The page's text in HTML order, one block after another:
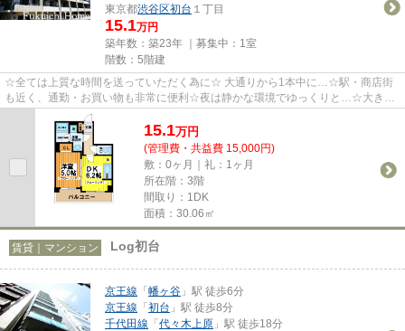
東京都渋谷区初台 １丁目
15.1万円
築年数：築23年 ｜募集中： 1室
階数：5階建
☆全ては上質な時間を送っていただく為に☆ 大通りから1本中に…☆駅・商店街
も近く、通勤・お買い物も非常に便利☆夜は静かな環境でゆっくりと…☆大きな
窓から降り注ぐ光。明るく、綺麗な室...
15.1万円
(管理費・共益費 15,000円)
敷：0ヶ月｜礼：1ヶ月
所在階：3階
間取り：1DK
面積：30.06㎡
賃貸｜マンション Log初台
京王線 「幡ヶ谷 」駅 徒歩6分
京王線 「初台 」駅 徒歩8分
千代田線 「代々木上原 」駅 徒歩18分